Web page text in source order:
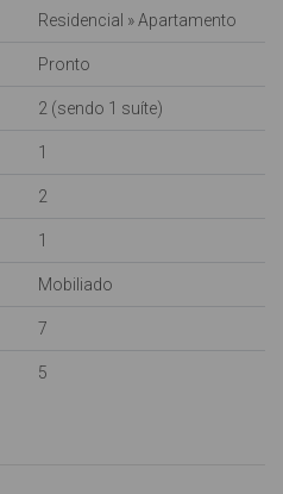
Residencial »Apartamento
Pronto
2 (sendo 1 suíte)
1
2
1
Mobiliado
7
5